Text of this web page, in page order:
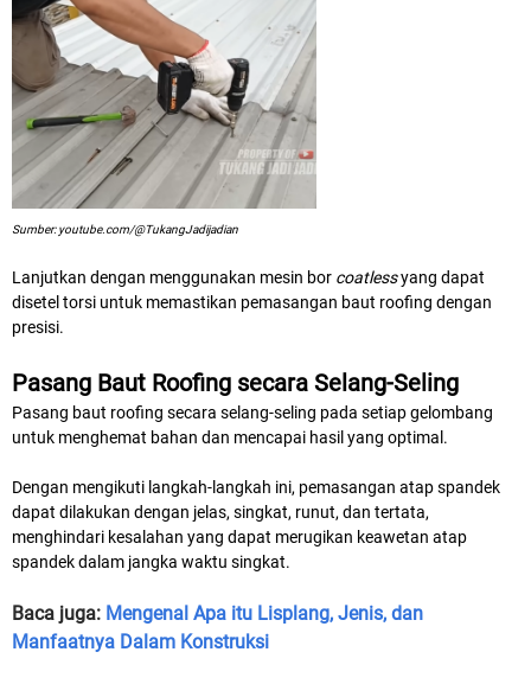
Sumber: youtube.com/@TukangJadijadian
Lanjutkan dengan menggunakan mesin bor coatlessyang dapat
disetel torsi untuk memastikan pemasangan baut roofing dengan
presisi.
Pasang Baut Roofing secara Selang-Seling
Pasang baut roofing secara selang-seling pada setiap gelombang
untuk menghemat bahan dan mencapai hasil yang optimal.
Dengan mengikuti langkah-langkah ini, pemasangan atap spandek
dapat dilakukan dengan jelas, singkat, runut, dan tertata,
menghindari kesalahan yang dapat merugikan keawetan atap
spandek dalam jangka waktu singkat.
Baca juga: Mengenal Apa itu Lisplang, Jenis, dan
Manfaatnya Dalam Konstruksi